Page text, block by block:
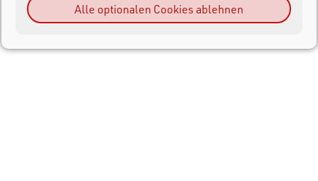
Alle optionalen Cookies ablehnen